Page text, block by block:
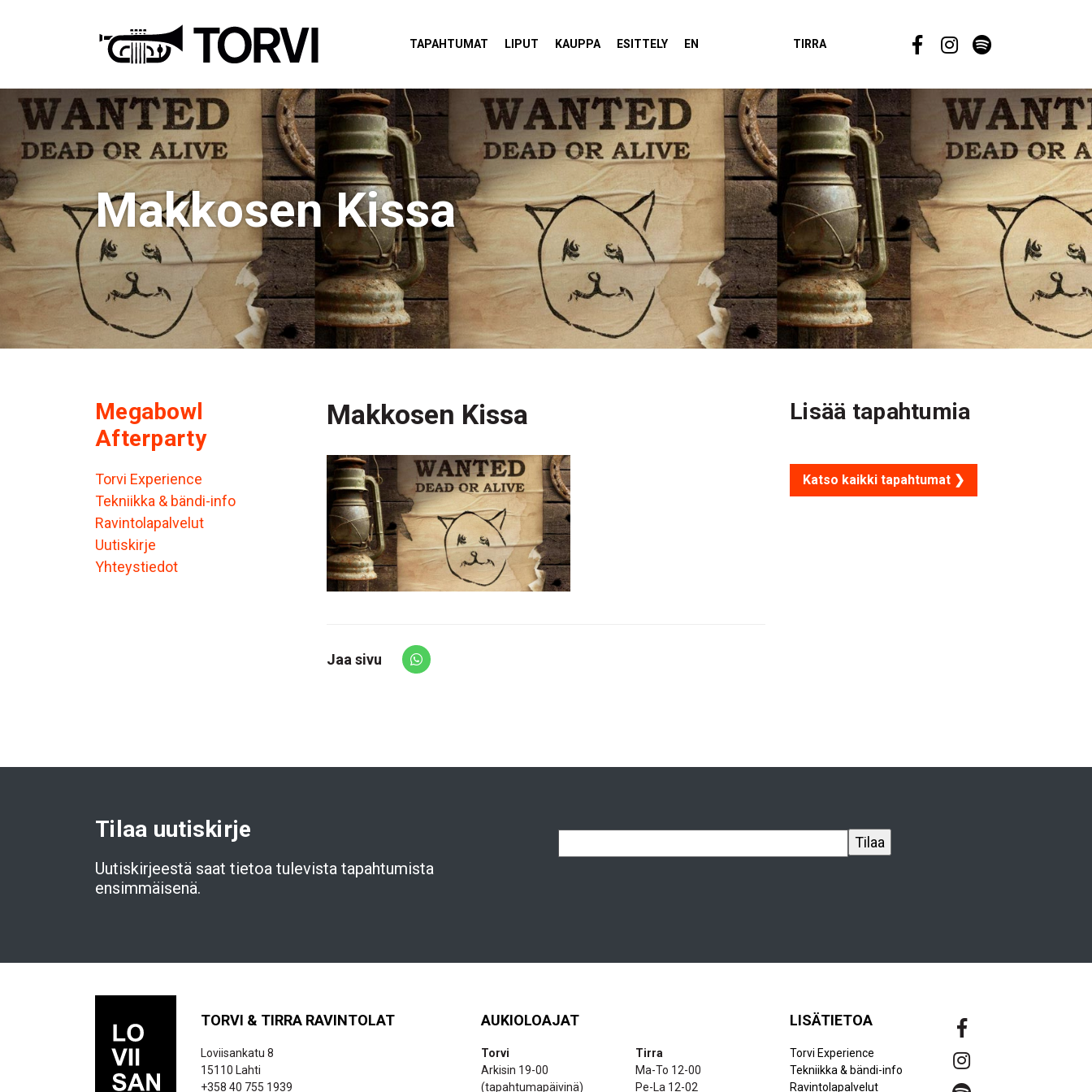
TAPAHTUMAT LIPUT KAUPPA ESITTELY EN TIRRA
Makkosen Kissa
Megabowl
Afterparty
Torvi Experience
Tekniikka & bändi-info
Ravintolapalvelut
Uutiskirje
Yhteystiedot
Makkosen Kissa
Jaa sivu
Share via Whatsapp
Lisää tapahtumia
Katso kaikki tapahtumat ❯
Tilaa uutiskirje
Uutiskirjeestä saat tietoa tulevista tapahtumista
ensimmäisenä.
TORVI & TIRRA RAVINTOLAT
Loviisankatu 8
15110 Lahti
+358 40 755 1939
AUKIOLOAJAT
Torvi
Arkisin 19-00
(tapahtumapäivinä)
Tirra
Ma-To 12-00
Pe-La 12-02
LISÄTIETOA
Torvi Experience
Tekniikka & bändi-info
Ravintolapalvelut